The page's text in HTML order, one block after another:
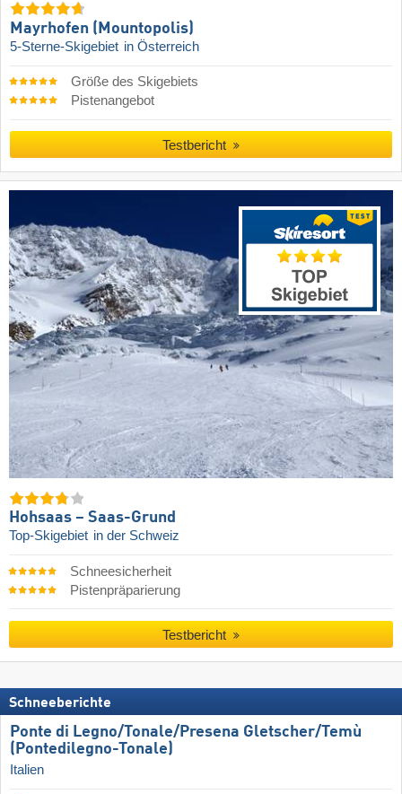
Mayrhofen (Mountopolis)
5-Sterne-Skigebiet in Österreich
Größe des Skigebiets
Pistenangebot
Testbericht
Hohsaas – Saas-Grund
Top-Skigebiet in der Schweiz
Schneesicherheit
Pistenpräparierung
Testbericht
Schneeberichte
Ponte di Legno/​Tonale/​Presena Gletscher/​Temù
(Pontedilegno-Tonale)
Italien